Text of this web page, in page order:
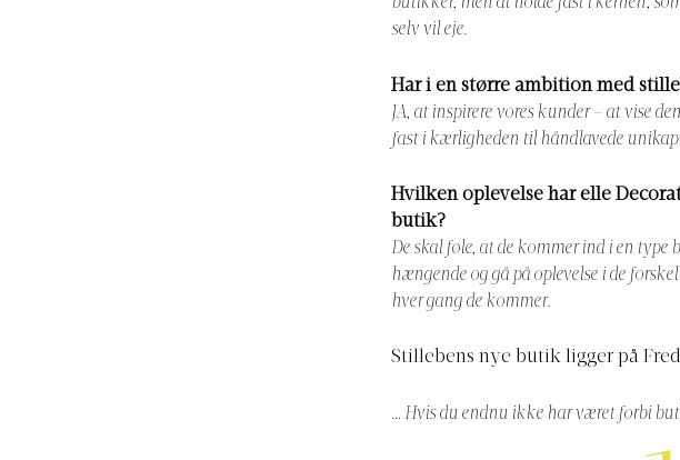
butikker, men at holde fast i kernen,
selv vil eje.
Har i en større ambition med
JA, at inspirere vores kunder – at vise
fast i kærligheden til håndlavede
Hvilken oplevelse har elle
butik?
De skal føle, at de kommer ind i en
hængende og gå på oplevelse i de
hver gang de kommer.
Stillebens nye butik ligger på
… Hvis du endnu ikke har været forbi